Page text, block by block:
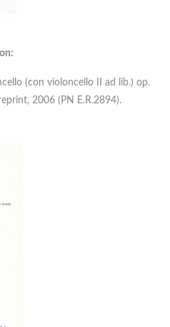
(con violoncello II ad lib.) op.
2006 (PN E.R.2894).